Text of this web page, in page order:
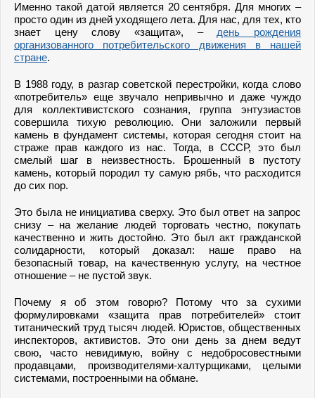
Именно такой датой является 20 сентября. Для многих –
просто один из дней уходящего лета. Для нас, для тех, кто
знает цену слову «защита», – день рождения
организованного потребительского движения в нашей
стране.
В 1988 году, в разгар советской перестройки, когда слово
«потребитель» еще звучало непривычно и даже чуждо
для коллективистского сознания, группа энтузиастов
совершила тихую революцию. Они заложили первый
камень в фундамент системы, которая сегодня стоит на
страже прав каждого из нас. Тогда, в СССР, это был
смелый шаг в неизвестность. Брошенный в пустоту
камень, который породил ту самую рябь, что расходится
до сих пор.
Это была не инициатива сверху. Это был ответ на запрос
снизу – на желание людей торговать честно, покупать
качественно и жить достойно. Это был акт гражданской
солидарности, который доказал: наше право на
безопасный товар, на качественную услугу, на честное
отношение – не пустой звук.
Почему я об этом говорю? Потому что за сухими
формулировками «защита прав потребителей» стоит
титанический труд тысяч людей. Юристов, общественных
инспекторов, активистов. Это они день за днем ведут
свою, часто невидимую, войну с недобросовестными
продавцами, производителями-халтурщиками, целыми
системами, построенными на обмане.